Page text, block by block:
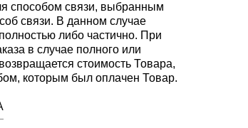
способом связи, выбранным
связи. В данном случае
либо частично. При
в случае полного или
стоимость Товара,
которым был оплачен Товар.